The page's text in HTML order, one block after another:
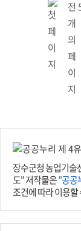
장수군청 농업기술
도" 저작물은"공공
조건에 따라 이용할